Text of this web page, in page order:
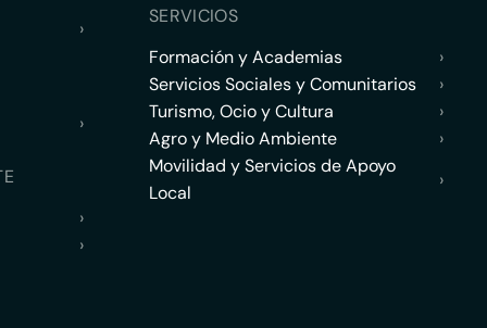
›
›
›
›
SERVICIOS
Formación y Academias
›
Servicios Sociales y Comunitarios
›
Turismo, Ocio y Cultura
›
Agro y Medio Ambiente
›
Movilidad y Servicios de Apoyo
Local
›